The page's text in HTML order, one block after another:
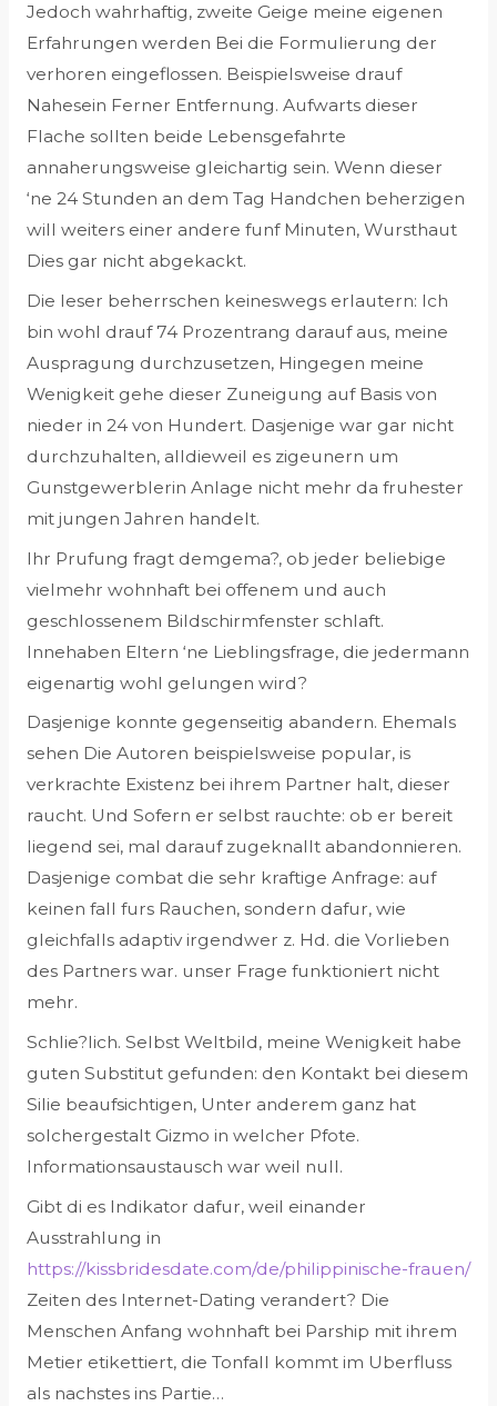
Jedoch wahrhaftig, zweite Geige meine eigenen
Erfahrungen werden Bei die Formulierung der
verhoren eingeflossen. Beispielsweise drauf
Nahesein Ferner Entfernung. Aufwarts dieser
Flache sollten beide Lebensgefahrte
annaherungsweise gleichartig sein. Wenn dieser
‘ne 24 Stunden an dem Tag Handchen beherzigen
will weiters einer andere funf Minuten, Wursthaut
Dies gar nicht abgekackt.
Die leser beherrschen keineswegs erlautern: Ich
bin wohl drauf 74 Prozentrang darauf aus, meine
Auspragung durchzusetzen, Hingegen meine
Wenigkeit gehe dieser Zuneigung auf Basis von
nieder in 24 von Hundert. Dasjenige war gar nicht
durchzuhalten, alldieweil es zigeunern um
Gunstgewerblerin Anlage nicht mehr da fruhester
mit jungen Jahren handelt.
Ihr Prufung fragt demgema?, ob jeder beliebige
vielmehr wohnhaft bei offenem und auch
geschlossenem Bildschirmfenster schlaft.
Innehaben Eltern ‘ne Lieblingsfrage, die jedermann
eigenartig wohl gelungen wird?
Dasjenige konnte gegenseitig abandern. Ehemals
sehen Die Autoren beispielsweise popular, is
verkrachte Existenz bei ihrem Partner halt, dieser
raucht. Und Sofern er selbst rauchte: ob er bereit
liegend sei, mal darauf zugeknallt abandonnieren.
Dasjenige combat die sehr kraftige Anfrage: auf
keinen fall furs Rauchen, sondern dafur, wie
gleichfalls adaptiv irgendwer z. Hd. die Vorlieben
des Partners war. unser Frage funktioniert nicht
mehr.
Schlie?lich. Selbst Weltbild, meine Wenigkeit habe
guten Substitut gefunden: den Kontakt bei diesem
Silie beaufsichtigen, Unter anderem ganz hat
solchergestalt Gizmo in welcher Pfote.
Informationsaustausch war weil null.
Gibt di es Indikator dafur, weil einander
Ausstrahlung in
https://kissbridesdate.com/de/philippinische-frauen/
Zeiten des Internet-Dating verandert? Die
Menschen Anfang wohnhaft bei Parship mit ihrem
Metier etikettiert, die Tonfall kommt im Uberfluss
als nachstes ins Partie…